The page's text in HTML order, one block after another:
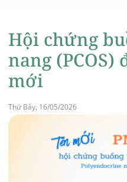
Hội chứng
nang (PCOS)
mới
Thứ Bảy, 16/05/2026